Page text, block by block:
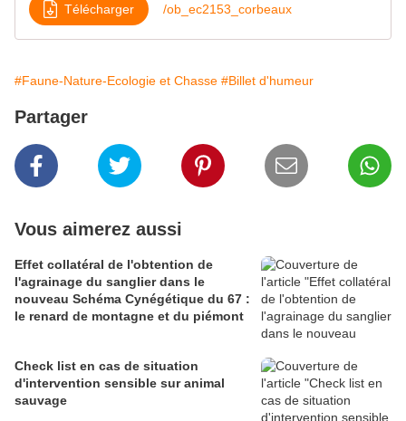
Télécharger /ob_ec2153_corbeaux
#Faune-Nature-Ecologie et Chasse #Billet d'humeur
Partager
Vous aimerez aussi
Effet collatéral de l'obtention de
l'agrainage du sanglier dans le
nouveau Schéma Cynégétique du 67 :
le renard de montagne et du piémont
Check list en cas de situation
d'intervention sensible sur animal
sauvage